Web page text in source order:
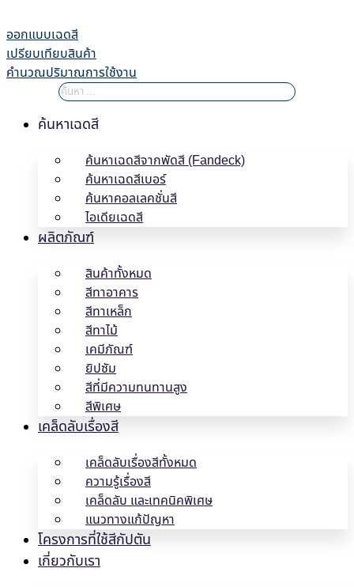
to
content
ออกแบบเฉดสี
เปรียบเทียบสินค้า
คำนวณปริมาณการใช้งาน
ค้นหาเฉดสี
ค้นหาเฉดสีจากพัดสี (Fandeck)
ค้นหาเฉดสีเบอร์
ค้นหาคอลเลคชั่นสี
ไอเดียเฉดสี
ผลิตภัณฑ์
สินค้าทั้งหมด
สีทาอาคาร
สีทาเหล็ก
สีทาไม้
เคมีภัณฑ์
ยิปซัม
สีที่มีความทนทานสูง
สีพิเศษ
เคล็ดลับเรื่องสี
เคล็ดลับเรื่องสีทั้งหมด
ความรู้เรื่องสี
เคล็ดลับ และเทคนิคพิเศษ
แนวทางแก้ปัญหา
โครงการที่ใช้สีกัปตัน
เกี่ยวกับเรา